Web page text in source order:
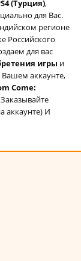
(Турция),
для Вас.
регионе
Российского
для вас
игры и
Вашем аккаунте,
Come:
аккаунте) И